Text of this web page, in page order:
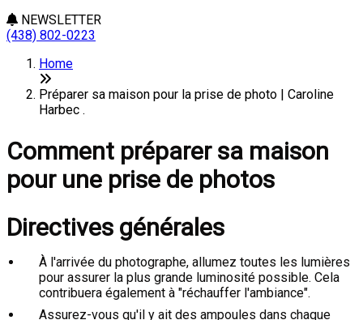
NEWSLETTER
(438) 802-0223
Home
Préparer sa maison pour la prise de photo | Caroline
Harbec .
Comment préparer sa maison
pour une prise de photos
Directives générales
À l'arrivée du photographe, allumez toutes les lumières
pour assurer la plus grande luminosité possible. Cela
contribuera également à "réchauffer l'ambiance".
Assurez-vous qu'il y ait des ampoules dans chaque